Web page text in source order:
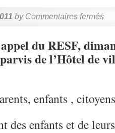
by Commentaires fermés
du RESF,
de l’Hôtel de
enfants ,
des enfants et de